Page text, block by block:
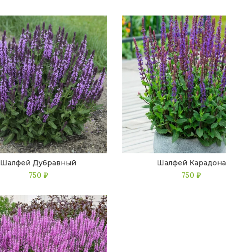
Шалфей Дубравный
750 ₽
Шалфей Карадона
750₽